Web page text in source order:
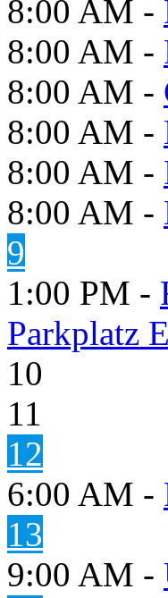
8:00 AM -
8:00 AM -
8:00 AM -
8:00 AM -
8:00 AM -
8:00 AM -
9
1:00 PM -
Parkplatz
10
11
12
6:00 AM -
13
9:00 AM -